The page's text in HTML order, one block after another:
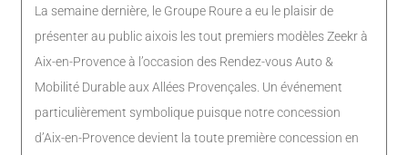
La semaine dernière, le Groupe Roure a eu le plaisir de
présenter au public aixois les tout premiers modèles Zeekr à
Aix-en-Provence à l’occasion des Rendez-vous Auto &
Mobilité Durable aux Allées Provençales. Un événement
particulièrement symbolique puisque notre concession
d’Aix-en-Provence devient la toute première concession en